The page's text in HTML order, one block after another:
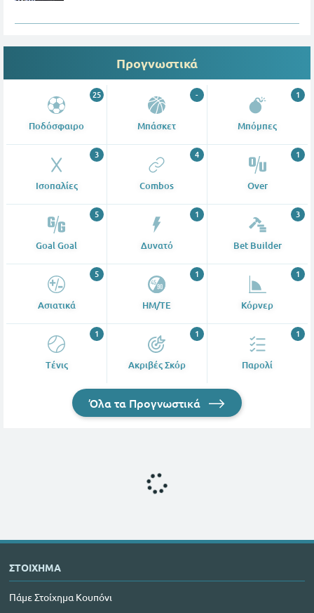
Προγνωστικά
Ποδόσφαιρο
25
Μπάσκετ
-
Μπόμπες
1
Ισοπαλίες
3
Combos
4
Over
1
Goal Goal
5
Δυνατό
1
Bet Builder
3
Ασιατικά
5
ΗΜ/ΤΕ
1
Κόρνερ
1
Tένις
1
Ακριβές Σκόρ
1
Παρολί
1
Όλα τα Προγνωστικά
ΣΤΟΙΧΗΜΑ
Πάμε Στοίχημα Κουπόνι